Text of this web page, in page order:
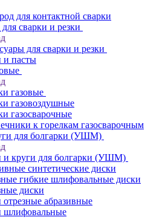
для контактной сварки
сварки и резки
для сварки и резки
и пасты
газовые
газовоздушные
газосварочные
к горелкам газосварочным
для болгарки (УШМ)
и круги для болгарки (УШМ)
синтетические диски
гибкие шлифовальные диски
диски
абразивные
шлифовальные